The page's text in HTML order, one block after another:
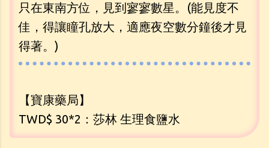
只在東南方位，見到寥寥數星。(能見度不
佳，得讓瞳孔放大，適應夜空數分鐘後才見
得著。)
【寶康藥局】
TWD$ 30*2：莎林 生理食鹽水